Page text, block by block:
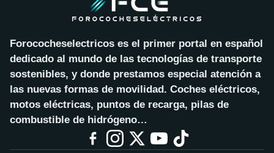
Forococheselectricos es el primer portal en español
dedicado al mundo de las tecnologías de transporte
sostenibles, y donde prestamos especial atención a
las nuevas formas de movilidad. Coches eléctricos,
motos eléctricas, puntos de recarga, pilas de
combustible de hidrógeno…